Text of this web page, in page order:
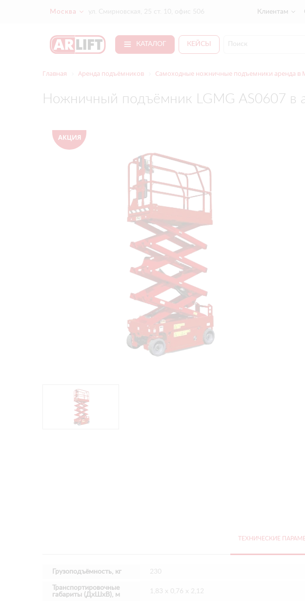
Москва ул. Смирновская, 25 ст. 10, офис 506 Клиентам
КАТАЛОГ КЕЙСЫ
Главная Аренда подъёмников Самоходные ножничные подъемники аренда в
Ножничный подъёмник LGMG AS0607 в
ТЕХНИЧЕСКИЕ
Грузоподъёмность, кг 230
Транспортировочные
габариты (ДхШхВ), м
1,83 х 0,76 х 2,12